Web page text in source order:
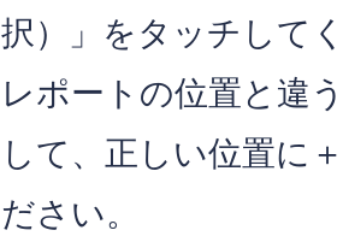
択）」をタッチして
レポートの位置と違
して、正しい位置に
ださい。